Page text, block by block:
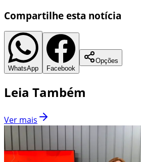
Compartilhe esta notícia
WhatsApp Facebook
Opções
Leia Também
Ver mais